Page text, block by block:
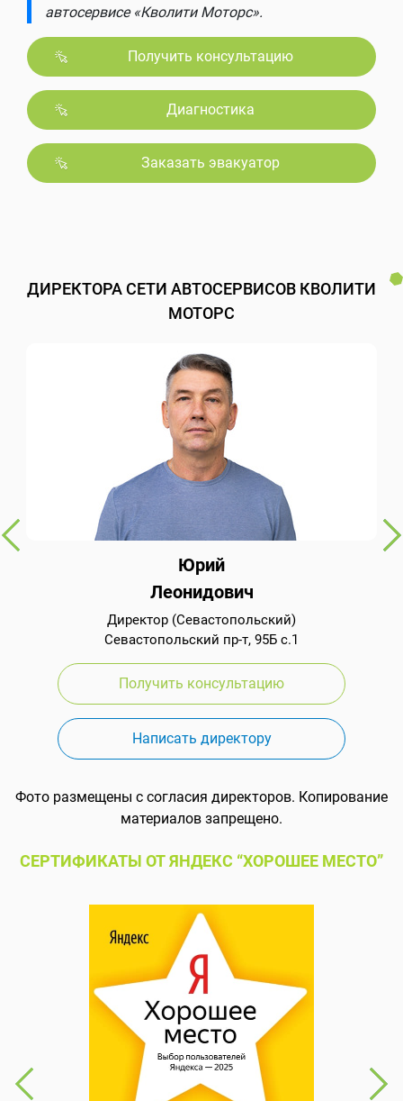
автосервисе «Кволити Моторс».
Получить консультацию
Диагностика
Заказать эвакуатор
ДИРЕКТОРА СЕТИ АВТОСЕРВИСОВ КВОЛИТИ
МОТОРС
Юрий
Леонидович
Директор (Севастопольский)
Севастопольский пр-т, 95Б с.1
Получить консультацию
Написать директору
Фото размещены с согласия директоров. Копирование
материалов запрещено.
СЕРТИФИКАТЫ ОТ ЯНДЕКС “ХОРОШЕЕ МЕСТО”